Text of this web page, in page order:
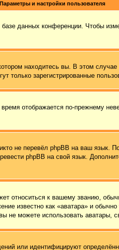
Параметры и настройки пользователя
данных конференции. Чтобы
находитесь вы. В этом
только зарегистрированные
отображается по-прежнему
не перевёл phpBB на ваш язык.
phpBB на свой язык.
относиться к вашему званию,
известно как «аватара» и
не можете использовать
или идентифицируют